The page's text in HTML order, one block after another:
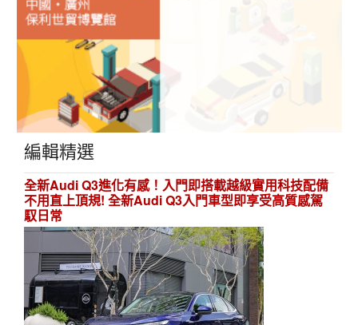
編輯精選
全新Audi Q3進化有感！入門即搭載越級實用科技配備
不用直上頂規! 全新Audi Q3入門車型即享受高質感駕
馭日常